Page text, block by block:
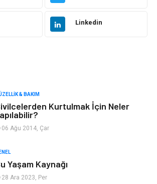
Sağlıklı Yaşam
Organizasyon
Linkedin
& BAKIM
Kurtulmak İçin Neler
06 Ağu 2014, Çar
Yaşam Kaynağı
28 Ara 2023, Per